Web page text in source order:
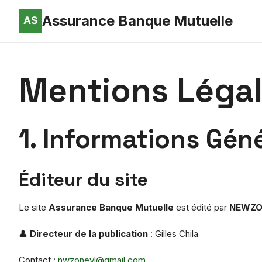
Assurance Banque Mutuelle
Mentions
1. Informations
Éditeur du site
Le site Assurance Banque Mutuelle est édité par
👤 Directeur de la publication : Gilles Chila